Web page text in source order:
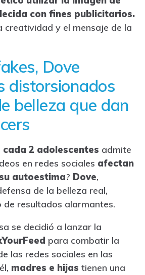
con fines publicitarios.
creatividad y el mensaje de la
Dove
distorsionados
belleza que dan
cada 2 adolescentes admite
en redes sociales afectan
autoestima? Dove,
de la belleza real,
de resultados alarmantes.
se decidió a lanzar la
para combatir la
las redes sociales en las
madres e hijas tienen una